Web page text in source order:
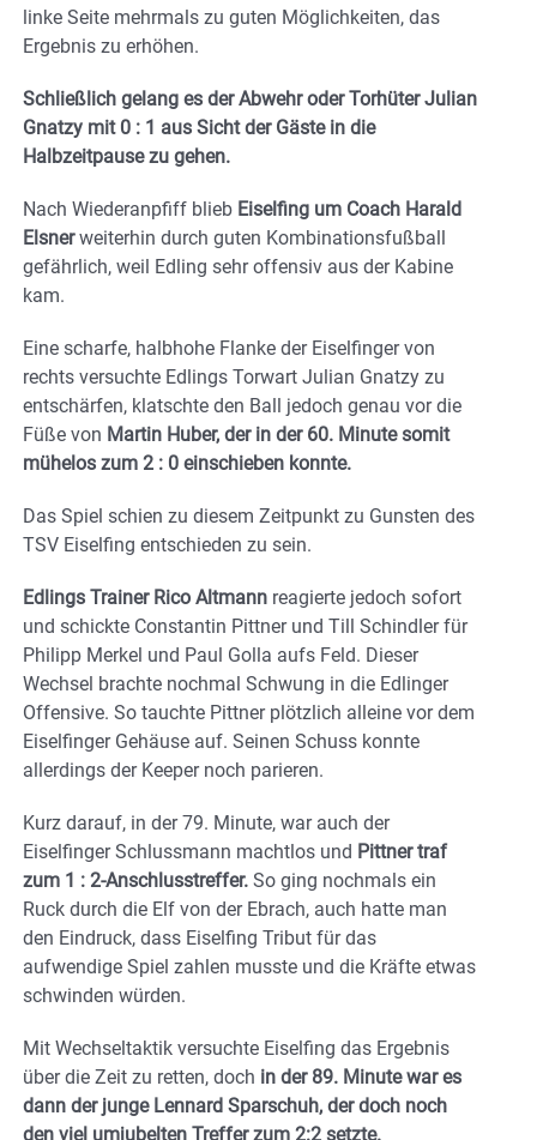
linke Seite mehrmals zu guten Möglichkeiten, das
Ergebnis zu erhöhen.
Schließlich gelang es der Abwehr oder Torhüter Julian
Gnatzy mit 0 : 1 aus Sicht der Gäste in die
Halbzeitpause zu gehen.
Nach Wiederanpfiff blieb Eiselfing um Coach Harald
Elsnerweiterhin durch guten Kombinationsfußball
gefährlich, weil Edling sehr offensiv aus der Kabine
kam.
Eine scharfe, halbhohe Flanke der Eiselfinger von
rechts versuchte Edlings Torwart Julian Gnatzy zu
entschärfen, klatschte den Ball jedoch genau vor die
Füße von Martin Huber, der in der 60. Minute somit
mühelos zum 2 : 0 einschieben konnte.
Das Spiel schien zu diesem Zeitpunkt zu Gunsten des
TSV Eiselfing entschieden zu sein.
Edlings Trainer Rico Altmann reagierte jedoch sofort
und schickte Constantin Pittner und Till Schindler für
Philipp Merkel und Paul Golla aufs Feld. Dieser
Wechsel brachte nochmal Schwung in die Edlinger
Offensive. So tauchte Pittner plötzlich alleine vor dem
Eiselfinger Gehäuse auf. Seinen Schuss konnte
allerdings der Keeper noch parieren.
Kurz darauf, in der 79. Minute, war auch der
Eiselfinger Schlussmann machtlos und Pittner traf
zum 1 : 2-Anschlusstreffer. So ging nochmals ein
Ruck durch die Elf von der Ebrach, auch hatte man
den Eindruck, dass Eiselfing Tribut für das
aufwendige Spiel zahlen musste und die Kräfte etwas
schwinden würden.
Mit Wechseltaktik versuchte Eiselfing das Ergebnis
über die Zeit zu retten, doch in der 89. Minute war es
dann der junge Lennard Sparschuh, der doch noch
den viel umjubelten Treffer zum 2:2 setzte.